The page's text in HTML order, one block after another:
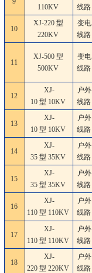
110KV
线路
10
XJ-220 型
220KV
变电
线路
11
XJ-500 型
500KV
变电
线路
12
XJ-
10 型 10KV
户外
线路
13
XJ-
10 型 10KV
户外
线路
14
XJ-
35 型 35KV
户外
线路
15
XJ-
35 型 35KV
户外
线路
16
XJ-
110 型 110KV
户外
线路
17
XJ-
110 型 110KV
户外
线路
18
XJ-
220 型 220KV
户外
线路